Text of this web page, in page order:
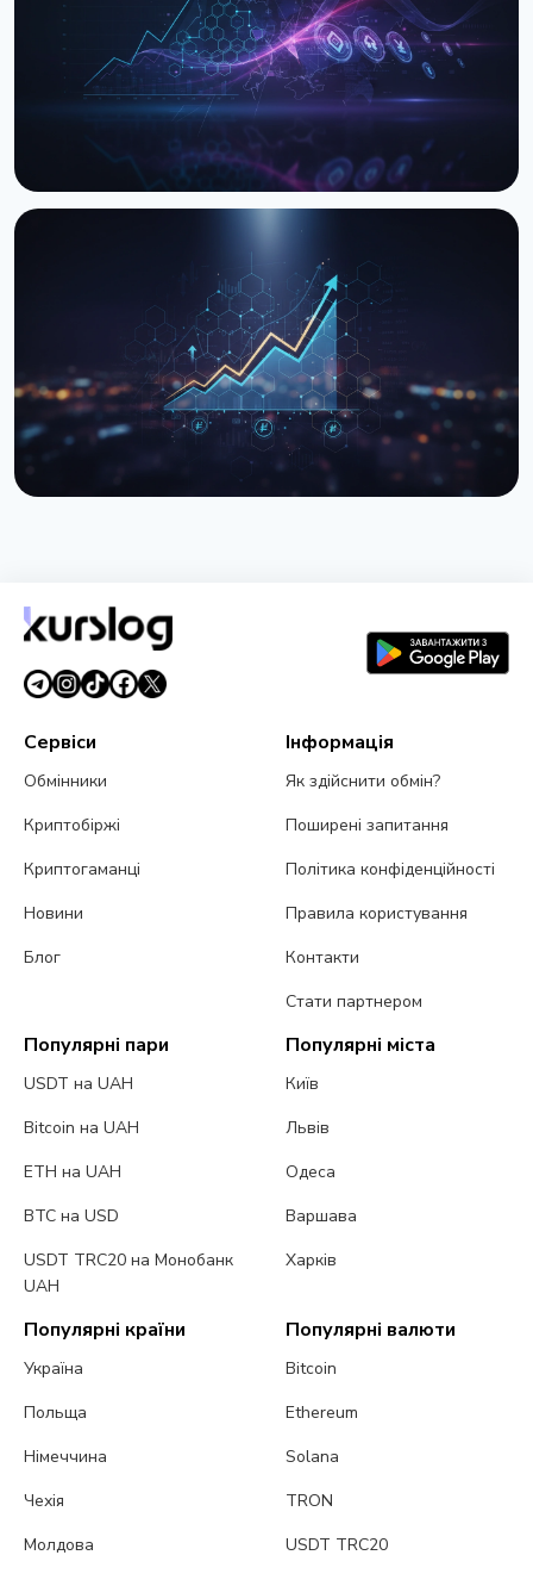
29 червня 2026 р. 3 хв читання
Закон про оподаткування криптовалют: Рада
готує друге читання
26 березня 2026 р.3 хв читання
26 березня 2026 р.
Сервіси
Обмінники
Криптобіржі
Криптогаманці
Новини
Блог
Інформація
Як здійснити обмін?
Поширені запитання
Політика конфіденційності
Правила користування
Контакти
Стати партнером
Популярні пари
USDT на UAH
Bitcoin на UAH
ETH на UAH
BTC на USD
USDT TRC20 на Монобанк
UAH
Популярні міста
Київ
Львів
Одеса
Варшава
Харків
Популярні країни
Україна
Польща
Німеччина
Чехія
Молдова
Популярні валюти
Bitcoin
Ethereum
Solana
TRON
USDT TRC20